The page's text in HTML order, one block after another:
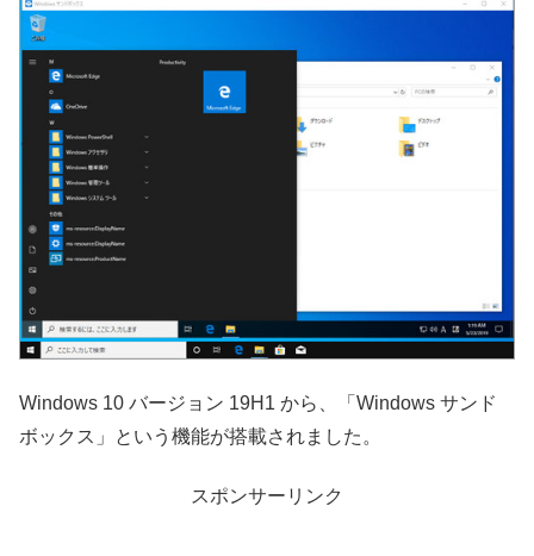
Windows 10 バージョン 19H1 から、「Windows サンド
ボックス」という機能が搭載されました。
スポンサーリンク